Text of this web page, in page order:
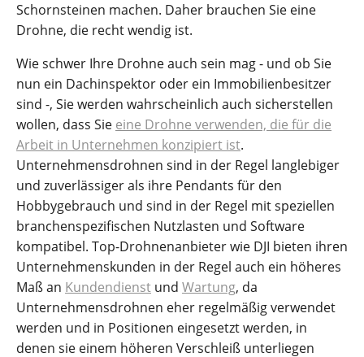
Schornsteinen machen. Daher brauchen Sie eine
Drohne, die recht wendig ist.
Wie schwer Ihre Drohne auch sein mag - und ob Sie
nun ein Dachinspektor oder ein Immobilienbesitzer
sind -, Sie werden wahrscheinlich auch sicherstellen
wollen, dass Sie eine Drohne verwenden, die für die
Arbeit in Unternehmen konzipiert ist.
Unternehmensdrohnen sind in der Regel langlebiger
und zuverlässiger als ihre Pendants für den
Hobbygebrauch und sind in der Regel mit speziellen
branchenspezifischen Nutzlasten und Software
kompatibel. Top-Drohnenanbieter wie DJI bieten ihren
Unternehmenskunden in der Regel auch ein höheres
Maß an Kundendienst und Wartung, da
Unternehmensdrohnen eher regelmäßig verwendet
werden und in Positionen eingesetzt werden, in
denen sie einem höheren Verschleiß unterliegen